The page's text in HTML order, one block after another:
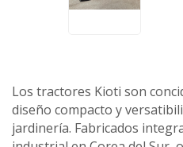
Los tractores Kioti son
diseño compacto y
jardinería. Fabricados